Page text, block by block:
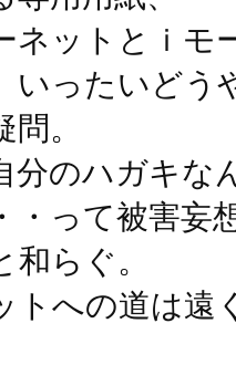
ネットとｉモ
ったいどう
。
分のハガキ
・って被害妄
和らぐ。
トへの道は遠